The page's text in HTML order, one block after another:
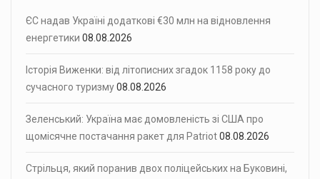
ЄС надав Україні додаткові €30 млн на відновлення
енергетики 08.08.2026
Історія Виженки: від літописних згадок 1158 року до
сучасного туризму08.08.2026
Зеленський: Україна має домовленість зі США про
щомісячне постачання ракет для Patriot08.08.2026
Стрільця, який поранив двох поліцейських на Буковині,